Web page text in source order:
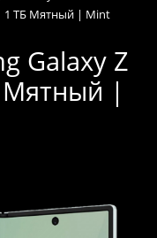
1 ТБ Мятный | Mint
Galaxy Z
Мятный |